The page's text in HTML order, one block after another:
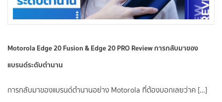
Motorola Edge 20 Fusion & Edge 20 PRO Review การกลับมาของ
แบรนด์ระดับตำนาน
การกลับมาของแบรนด์ตำนานอย่าง Motorola ที่ต้องบอกเลยว่าค […]